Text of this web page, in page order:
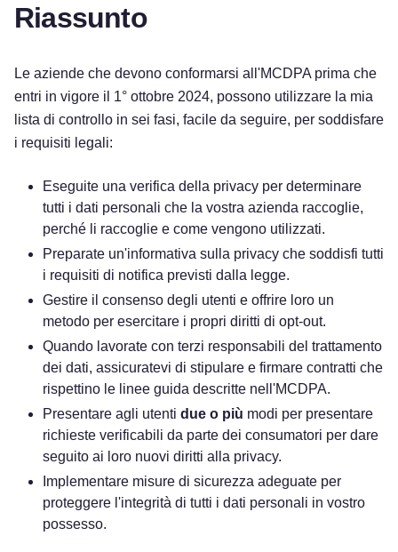
Riassunto
Le aziende che devono conformarsi all'MCDPA prima che
entri in vigore il 1° ottobre 2024, possono utilizzare la mia
lista di controllo in sei fasi, facile da seguire, per soddisfare
i requisiti legali:
Eseguite una verifica della privacy per determinare
tutti i dati personali che la vostra azienda raccoglie,
perché li raccoglie e come vengono utilizzati.
Preparate un'informativa sulla privacy che soddisfi tutti
i requisiti di notifica previsti dalla legge.
Gestire il consenso degli utenti e offrire loro un
metodo per esercitare i propri diritti di opt-out.
Quando lavorate con terzi responsabili del trattamento
dei dati, assicuratevi di stipulare e firmare contratti che
rispettino le linee guida descritte nell'MCDPA.
Presentare agli utenti due o più modi per presentare
richieste verificabili da parte dei consumatori per dare
seguito ai loro nuovi diritti alla privacy.
Implementare misure di sicurezza adeguate per
proteggere l'integrità di tutti i dati personali in vostro
possesso.